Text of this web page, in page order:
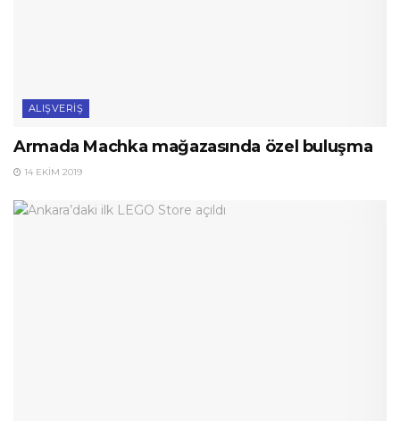
ALIŞVERIŞ
Armada Machka mağazasında özel buluşma
14 EKIM 2019